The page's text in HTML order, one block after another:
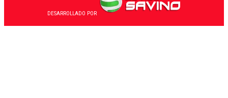
DESARROLLADO POR